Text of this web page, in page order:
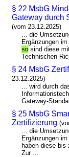
§ 22 MsbG
Gateway durch
(vom 23.12.2025)
... die
Ergänzungen
so sind diese
Technischen
§ 24 MsbG
23.12.2025)
... wird durch
Gateway-
§ 25 MsbG
Zertifizierung
... die
Ergänzungen
haben diese bis
Zur ...